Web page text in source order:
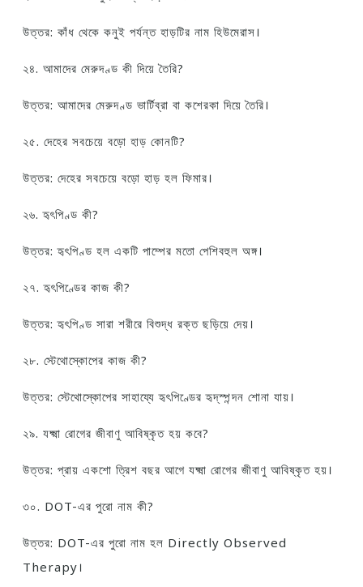
উত্তর: কাঁধ থেকে কনুই পর্যন্ত হাড়টির নাম হিউমেরাস।
২৪. আমাদের মেরুদণ্ড কী দিয়ে তৈরি?
উত্তর: আমাদের মেরুদণ্ড ভার্টিব্রা বা কশেরকা দিয়ে তৈরি।
২৫. দেহের সবচেয়ে বড়ো হাড় কোনটি?
উত্তর: দেহের সবচেয়ে বড়ো হাড় হল ফিমার।
২৬. হৃৎপিণ্ড কী?
উত্তর: হৃৎপিণ্ড হল একটি পাম্পের মতো পেশিবহুল অঙ্গ।
২৭. হৃৎপিণ্ডের কাজ কী?
উত্তর: হৃৎপিণ্ড সারা শরীরে বিশুদ্ধ রক্ত ছড়িয়ে দেয়।
২৮. স্টেথোস্কোপের কাজ কী?
উত্তর: স্টেথোস্কোপের সাহায্যে হৃৎপিণ্ডের হৃদ্‌স্পন্দন শোনা যায়।
২৯. যক্ষ্মা রোগের জীবাণু আবিষ্কৃত হয় কবে?
উত্তর: প্রায় একশো ত্রিশ বছর আগে যক্ষ্মা রোগের জীবাণু আবিষ্কৃত হয়।
৩০. DOT-এর পুরো নাম কী?
উত্তর: DOT-এর পুরো নাম হল Directly Observed
Therapy।